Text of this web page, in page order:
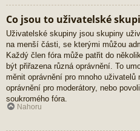
Co jsou to uživatelské
Uživatelské skupiny jsou skupiny
na menší části, se kterými můžou
Každý člen fóra může patřit do
být přiřazena různá oprávnění. To
měnit oprávnění pro mnoho uživatelů
oprávnění pro moderátory, nebo
soukromého fóra.
Nahoru